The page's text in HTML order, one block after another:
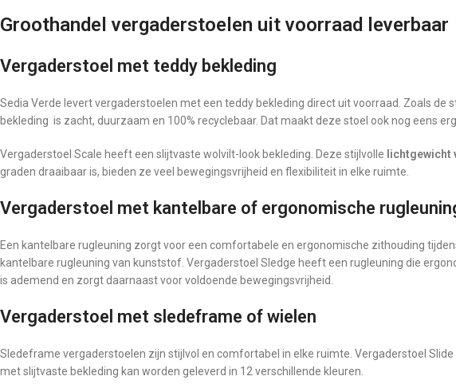
Groothandel vergaderstoelen uit voorraad leverbaar
Vergaderstoel met teddy bekleding
Sedia Verde levert vergaderstoelen met een teddy bekleding direct uit voorraad. Zoals de
bekleding is zacht, duurzaam en 100% recyclebaar. Dat maakt deze stoel ook nog eens
Vergaderstoel Scale heeft een slijtvaste wolvilt-look bekleding. Deze stijlvolle lichtgewicht
graden draaibaar is, bieden ze veel bewegingsvrijheid en flexibiliteit in elke ruimte.
Vergaderstoel met kantelbare of ergonomische
Een kantelbare rugleuning zorgt voor een comfortabele en ergonomische zithouding
kantelbare rugleuning van kunststof. Vergaderstoel Sledge heeft een rugleuning die
is ademend en zorgt daarnaast voor voldoende bewegingsvrijheid.
Vergaderstoel met sledeframe of wielen
Sledeframe vergaderstoelen zijn stijlvol en comfortabel in elke ruimte. Vergaderstoel
met slijtvaste bekleding kan worden geleverd in 12 verschillende kleuren.